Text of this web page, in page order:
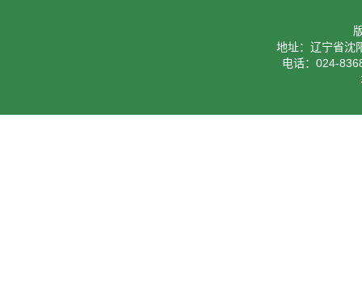
地址：辽宁省沈
电话：024-